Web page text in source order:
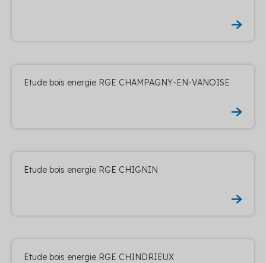
Etude bois energie RGE CHAMPAGNY-EN-VANOISE
Etude bois energie RGE CHIGNIN
Etude bois energie RGE CHINDRIEUX